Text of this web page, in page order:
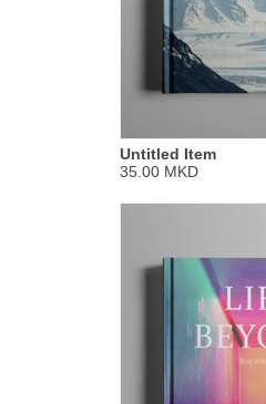
Untitled Item
35.00 MKD